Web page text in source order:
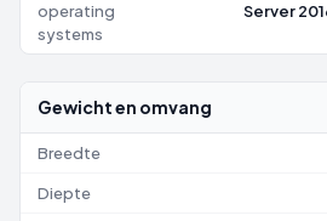
operating
systems
Server
Gewicht en omvang
Breedte
Diepte